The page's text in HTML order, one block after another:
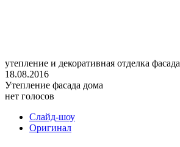
утепление и декоративная отделка фасада
18.08.2016
Утепление фасада дома
нет голосов
Слайд-шоу
Оригинал